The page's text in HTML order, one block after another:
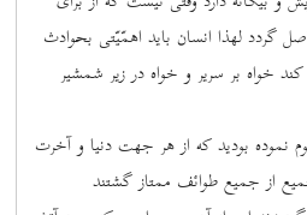
لهذا انسان باید اهمّیّتی بحوادث
کند خواه بر سریر و خواه در زیر شمشیر
نموده بودید که از هر جهت دنیا و آخرت
از جمیع طوائف ممتاز گشتند